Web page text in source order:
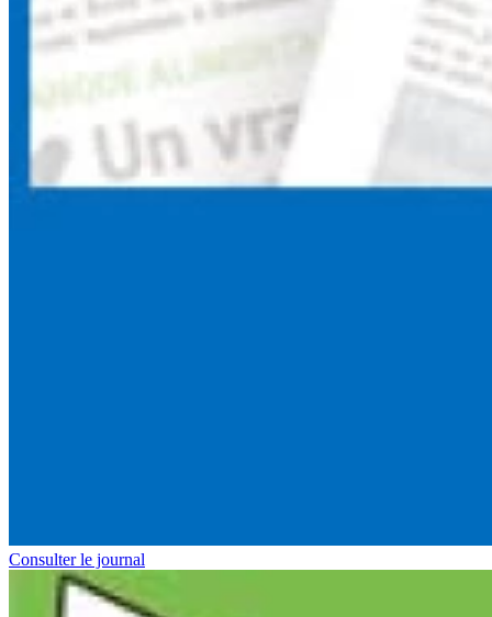
Consulter le journal